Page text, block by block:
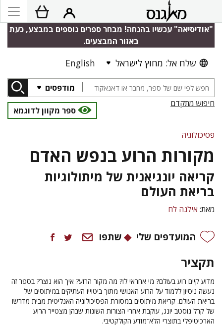
"אודיסיאה" עכשיו בהנחה! מבחר ספרים נוספים במבצע, כעת
באזור המבצעים.
שלח אל: מחוץ לישראל English
מודפסים
חיפוש מתקדם
ספר מקוון לדוגמא
פסיכולוגיה
מקורות הרוע בנפש האדם
קריאה יונגיאנית של מיתולוגיות
בריאת העולם
מאת: אילנה לח
המועדפים שלי שתפו
תקציר
מדוע קיים רוע בעולם? מי אחראי לו? מה מקור הרוע? איך הוא נוצר? בספר זה
נעשה ניסיון ללמוד על הרוע האנושי מתוך ביטוייו העתיקים במיתוסים של
בריאת העולם. קריאת מיתוסים במסורת הפסיכולוגיה האנליטית מבית מדרשו
של קרל גוסטב יונג, עוקבת אחרי הצורות השונות שבהן מצטייר הרוע
הארכיטיפלי בתוצרי הלא־מודע הקולקטיבי.